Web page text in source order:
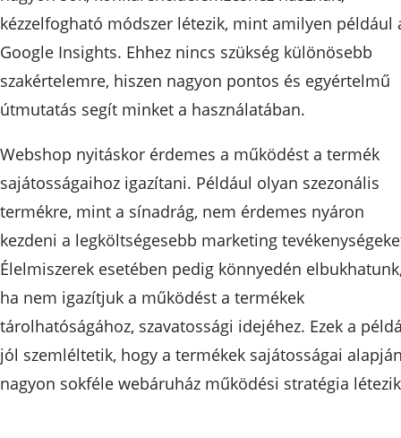
kézzelfogható módszer létezik, mint amilyen például
Google Insights. Ehhez nincs szükség különösebb
szakértelemre, hiszen nagyon pontos és egyértelmű
útmutatás segít minket a használatában.
Webshop nyitáskor érdemes a működést a termék
sajátosságaihoz igazítani. Például olyan szezonális
termékre, mint a sínadrág, nem érdemes nyáron
kezdeni a legköltségesebb marketing
Élelmiszerek esetében pedig könnyedén
ha nem igazítjuk a működést a termékek
tárolhatóságához, szavatossági idejéhez. Ezek a
jól szemléltetik, hogy a termékek sajátosságai
nagyon sokféle webáruház működési stratégia